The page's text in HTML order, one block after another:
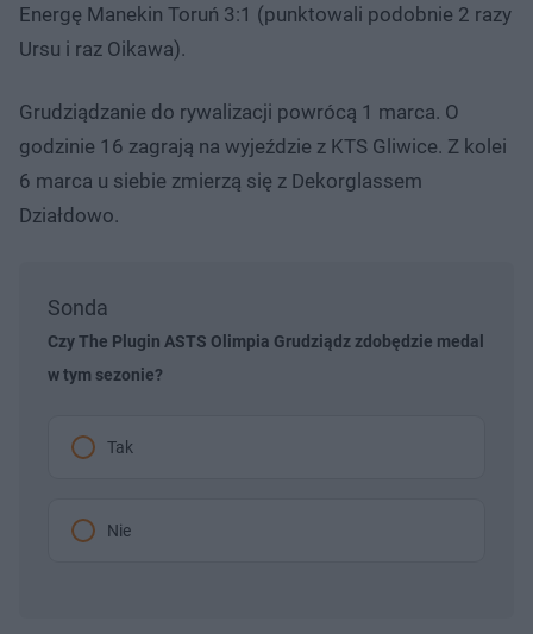
Energę Manekin Toruń 3:1 (punktowali podobnie 2 razy
Ursu i raz Oikawa).
Grudziądzanie do rywalizacji powrócą 1 marca. O
godzinie 16 zagrają na wyjeździe z KTS Gliwice. Z kolei
6 marca u siebie zmierzą się z Dekorglassem
Działdowo.
Sonda
Czy The Plugin ASTS Olimpia Grudziądz zdobędzie medal
w tym sezonie?
Tak
Nie